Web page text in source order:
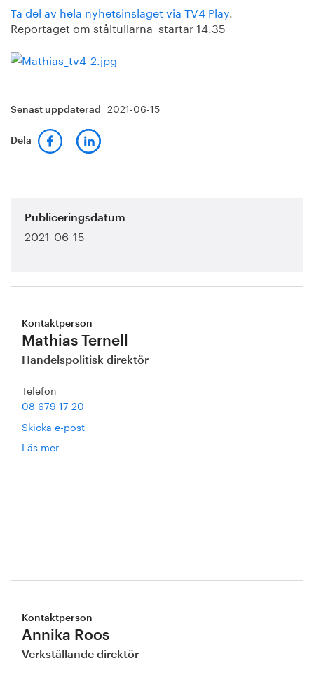
Ta del av hela nyhetsinslaget via TV4 Play.
Reportaget om ståltullarna startar 14.35
Senast uppdaterad 2021-06-15
Dela
Publiceringsdatum
2021-06-15
Kontaktperson
Mathias Ternell
Handelspolitisk direktör
Telefon
08 679 17 20
Skicka e-post
Läs mer
Kontaktperson
Annika Roos
Verkställande direktör